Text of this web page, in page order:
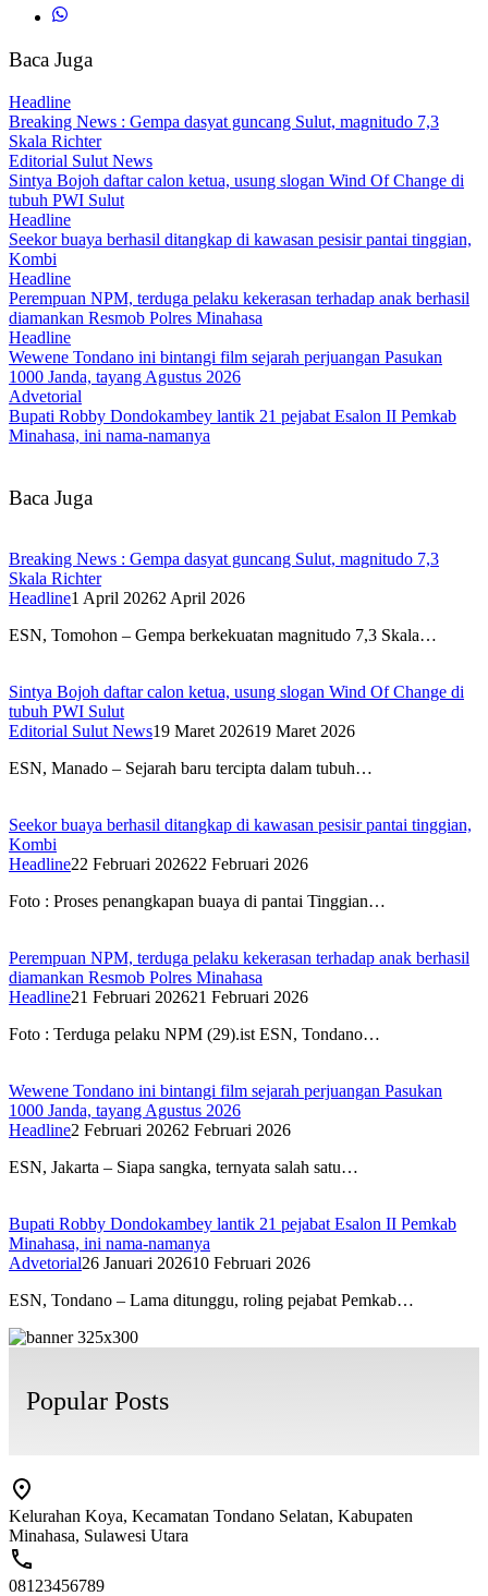
Baca Juga
Headline
Breaking News : Gempa dasyat guncang Sulut, magnitudo 7,3
Skala Richter
Editorial Sulut News
Sintya Bojoh daftar calon ketua, usung slogan Wind Of Change di
tubuh PWI Sulut
Headline
Seekor buaya berhasil ditangkap di kawasan pesisir pantai tinggian,
Kombi
Headline
Perempuan NPM, terduga pelaku kekerasan terhadap anak berhasil
diamankan Resmob Polres Minahasa
Headline
Wewene Tondano ini bintangi film sejarah perjuangan Pasukan
1000 Janda, tayang Agustus 2026
Advetorial
Bupati Robby Dondokambey lantik 21 pejabat Esalon II Pemkab
Minahasa, ini nama-namanya
Baca Juga
Breaking News : Gempa dasyat guncang Sulut, magnitudo 7,3
Skala Richter
Headline1 April 20262 April 2026
ESN, Tomohon – Gempa berkekuatan magnitudo 7,3 Skala…
Sintya Bojoh daftar calon ketua, usung slogan Wind Of Change di
tubuh PWI Sulut
Editorial Sulut News19 Maret 202619 Maret 2026
ESN, Manado – Sejarah baru tercipta dalam tubuh…
Seekor buaya berhasil ditangkap di kawasan pesisir pantai tinggian,
Kombi
Headline22 Februari 202622 Februari 2026
Foto : Proses penangkapan buaya di pantai Tinggian…
Perempuan NPM, terduga pelaku kekerasan terhadap anak berhasil
diamankan Resmob Polres Minahasa
Headline21 Februari 202621 Februari 2026
Foto : Terduga pelaku NPM (29).ist ESN, Tondano…
Wewene Tondano ini bintangi film sejarah perjuangan Pasukan
1000 Janda, tayang Agustus 2026
Headline2 Februari 20262 Februari 2026
ESN, Jakarta – Siapa sangka, ternyata salah satu…
Bupati Robby Dondokambey lantik 21 pejabat Esalon II Pemkab
Minahasa, ini nama-namanya
Advetorial26 Januari 202610 Februari 2026
ESN, Tondano – Lama ditunggu, roling pejabat Pemkab…
Popular Posts
Kelurahan Koya, Kecamatan Tondano Selatan, Kabupaten
Minahasa, Sulawesi Utara
08123456789